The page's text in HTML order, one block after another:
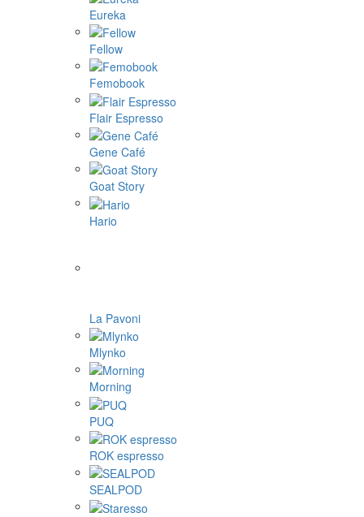
9Barista
Aram coffee
Bellman coffee
BOOKOO
ECO capsules
ecotree
Eureka
Fellow
Femobook
Flair Espresso